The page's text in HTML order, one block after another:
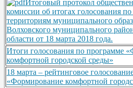
Итоговый протокол
комиссии об итогах голосования
территориям муниципального
Волховского муниципального
области от 18 марта 2018 года.
Итоги голосования по программе
комфортной городской среды»
18 марта – рейтинговое
«Формирование комфортной